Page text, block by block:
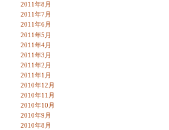
2011年8月
2011年7月
2011年6月
2011年5月
2011年4月
2011年3月
2011年2月
2011年1月
2010年12月
2010年11月
2010年10月
2010年9月
2010年8月